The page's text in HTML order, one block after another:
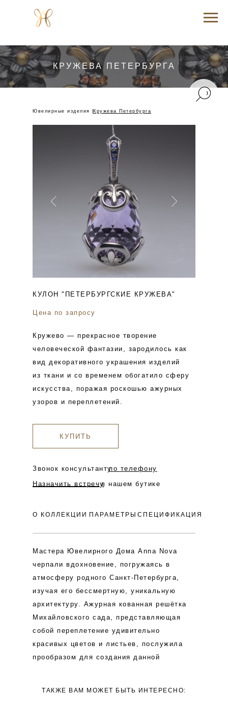
КРУЖЕВА ПЕТЕРБУРГА
Ювелирные изделия |Кружева Петербурга
КУЛОН "ПЕТЕРБУРГСКИЕ КРУЖЕВА"
Цена по запросу
Кружево — прекрасное творение
человеческой фантазии, зародилось как
вид декоративного украшения изделий
из ткани и со временем обогатило сферу
искусства, поражая роскошью ажурных
узоров и переплетений.
КУПИТЬ
Назначить встречу
Звонок консультантупо телефону
в нашем бутике
О КОЛЛЕКЦИИ ПАРАМЕТРЫ СПЕЦИФИКАЦИЯ
Мастера Ювелирного Дома Anna Nova
черпали вдохновение, погружаясь в
атмосферу родного Санкт-Петербурга,
изучая его бессмертную, уникальную
архитектуру. Ажурная кованная решётка
Михайловского сада, представляющая
собой переплетение удивительно
красивых цветов и листьев, послужила
прообразом для создания данной
ТАКЖЕ ВАМ МОЖЕТ БЫТЬ ИНТЕРЕСНО: